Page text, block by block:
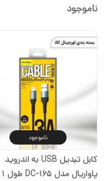
ناموجود
ناموجود
کابل تبدیل USB به اندروید